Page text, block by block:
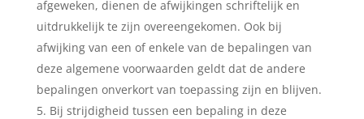
afgeweken, dienen de afwijkingen schriftelijk en
uitdrukkelijk te zijn overeengekomen. Ook bij
afwijking van een of enkele van de bepalingen van
deze algemene voorwaarden geldt dat de andere
bepalingen onverkort van toepassing zijn en blijven.
Bij strijdigheid tussen een bepaling in deze